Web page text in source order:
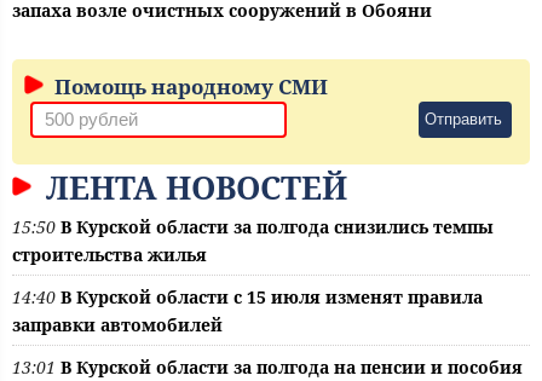
запаха возле очистных сооружений в Обояни
Помощь народному СМИ
Отправить
ЛЕНТА НОВОСТЕЙ
15:50 В Курской области за полгода снизились темпы
строительства жилья
14:40 В Курской области с 15 июля изменят правила
заправки автомобилей
13:01 В Курской области за полгода на пенсии и пособия